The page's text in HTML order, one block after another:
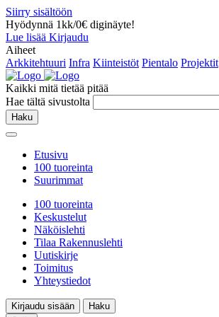
Siirry sisältöön
Hyödynnä 1kk/0€ diginäyte!
Lue lisää Kirjaudu
Aiheet
Arkkitehtuuri Infra Kiinteistöt Pientalo Projektit
Kaikki mitä tietää pitää
Hae tältä sivustolta
Haku
Etusivu
100 tuoreinta
Suurimmat
100 tuoreinta
Keskustelut
Näköislehti
Tilaa Rakennuslehti
Uutiskirje
Toimitus
Yhteystiedot
Kirjaudu sisään
Haku